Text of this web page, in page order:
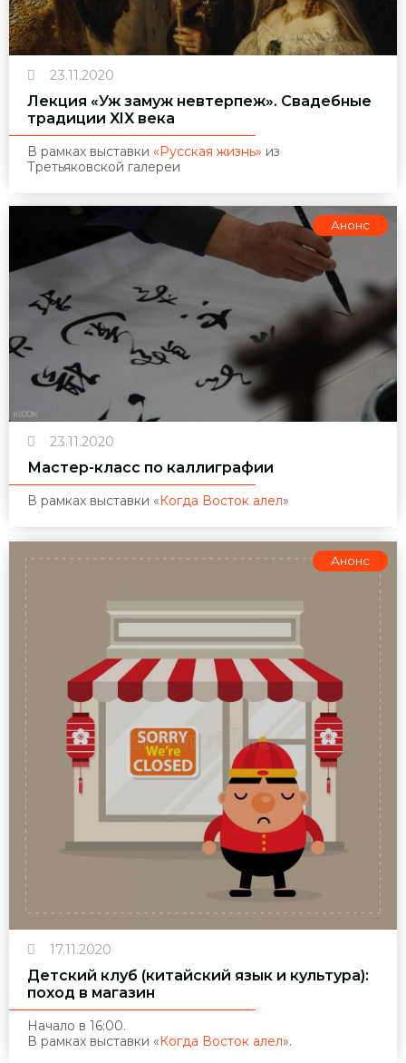
23.11.2020
Лекция «Уж замуж невтерпеж». Свадебные
традиции XIX века
В рамках выставки «Русская жизнь» из
Третьяковской галереи
Анонс
23.11.2020
Мастер-класс по каллиграфии
В рамках выставки «Когда Восток алел»
Анонс
17.11.2020
Детский клуб (китайский язык и культура):
поход в магазин
Начало в 16:00.
В рамках выставки «Когда Восток алел».